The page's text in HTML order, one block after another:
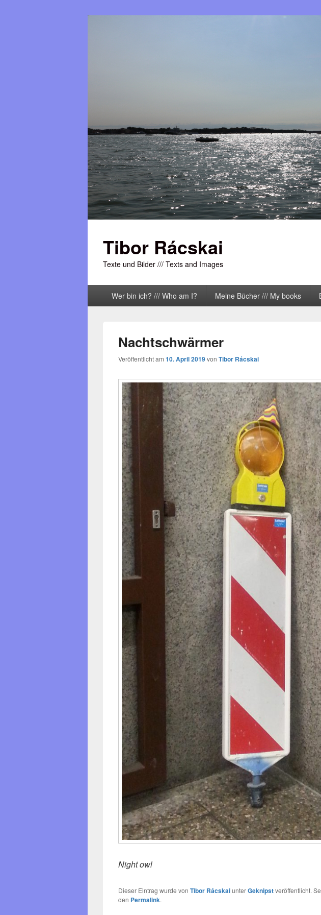
Tibor Rácskai
Texte und Bilder /// Texts and Images
Wer bin ich? /// Who am I? Meine Bücher /// My books
Nachtschwärmer
Veröffentlicht am 10. April 2019von Tibor Rácskai
Night owl
Dieser Eintrag wurde von Tibor RácskaiunterGeknipstveröffentlicht.
den Permalink.